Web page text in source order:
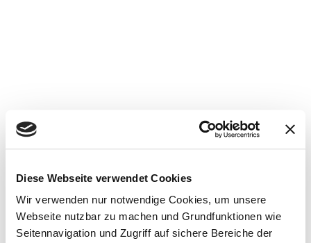
Diese Webseite verwendet Cookies
Wir verwenden nur notwendige Cookies, um unsere
Webseite nutzbar zu machen und Grundfunktionen wie
Seitennavigation und Zugriff auf sichere Bereiche der